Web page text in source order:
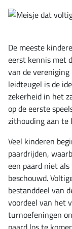
De meeste
eerst kennis met
van de vereniging
leidteugel is de
zekerheid in het
op de eerste
zithouding aan te
Veel kinderen
paardrijden,
een paard niet
beschouwd.
bestanddeel van
voordeel van het
turnoefeningen